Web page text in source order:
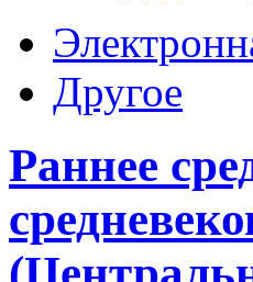
Другое
Раннее